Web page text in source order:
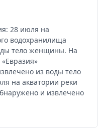
28 июля на
водохранилища
тело женщины. На
из воды тело
на акватории реки
и извлечено